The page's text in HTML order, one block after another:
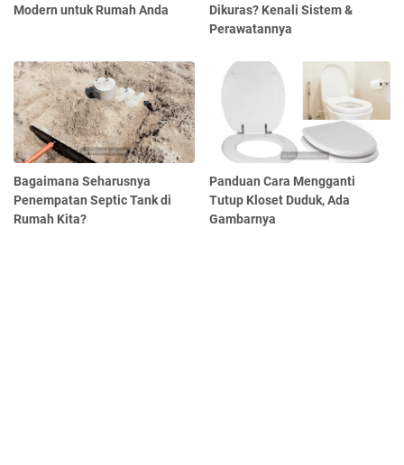
Modern untuk Rumah Anda
Dikuras? Kenali Sistem &
Perawatannya
Bagaimana Seharusnya
Penempatan Septic Tank di
Rumah Kita?
Panduan Cara Mengganti
Tutup Kloset Duduk, Ada
Gambarnya